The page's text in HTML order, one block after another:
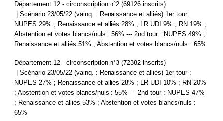
Département 12 - circonscription n°2 (69126 inscrits)
| Scénario 23/05/22 (vainq. : Renaissance et alliés) 1er tour :
NUPES 29% ; Renaissance et alliés 28% ; LR UDI 9% ; RN 19% ;
Abstention et votes blancs/nuls : 56% --- 2nd tour : NUPES 49% ;
Renaissance et alliés 51% ; Abstention et votes blancs/nuls : 65%
Département 12 - circonscription n°3 (72382 inscrits)
| Scénario 23/05/22 (vainq. : Renaissance et alliés) 1er tour :
NUPES 27% ; Renaissance et alliés 28% ; LR UDI 10% ; RN 20%
; Abstention et votes blancs/nuls : 55% --- 2nd tour : NUPES 47%
; Renaissance et alliés 53% ; Abstention et votes blancs/nuls :
65%